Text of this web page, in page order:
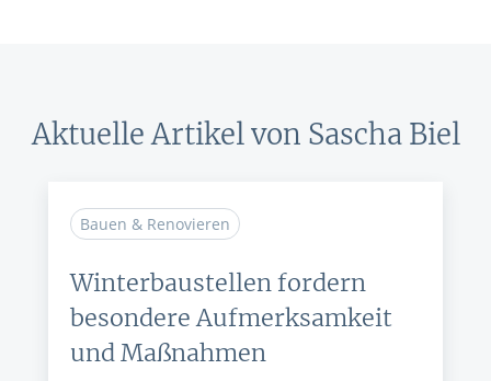
Aktuelle Artikel von Sascha Biel
Bauen & Renovieren
Winterbaustellen fordern
besondere Aufmerksamkeit
und Maßnahmen